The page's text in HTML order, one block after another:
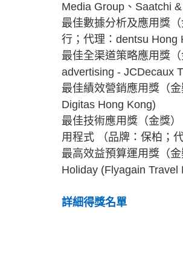
Media Group、Saatchi &
最佳數據分析及應用獎
行；代理：dentsu Hong
最佳全渠道策略應用獎
advertising - JCDecaux
最佳績效營銷應用獎（
Digitas Hong Kong)
最佳技術應用獎（金獎
用程式 （品牌：保柏；
最高效益預算運用獎（
Holiday (Flyagain Travel
詳細得獎名單